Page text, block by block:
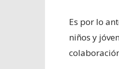
Es por lo
niños y